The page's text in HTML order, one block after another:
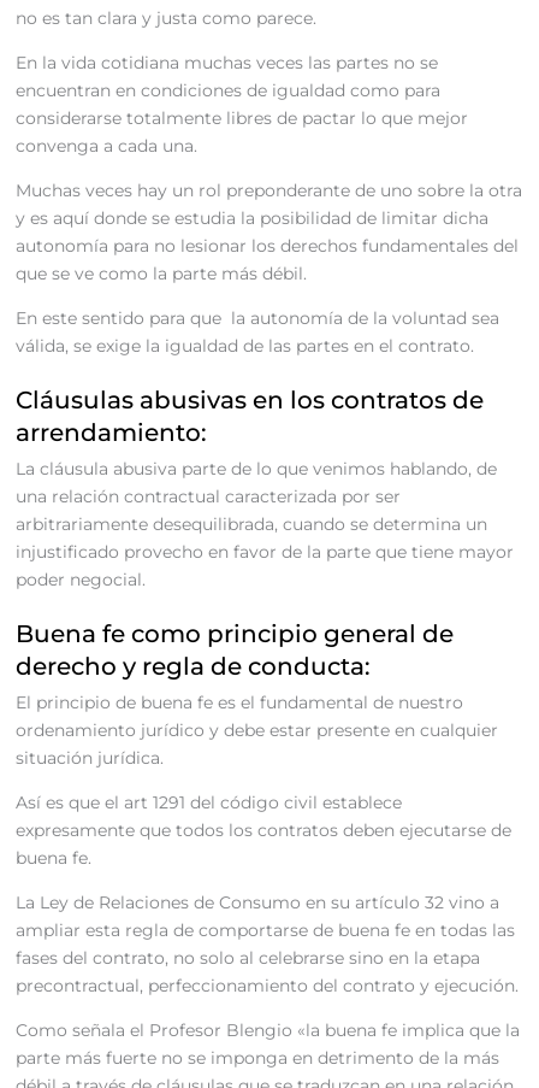
no es tan clara y justa como parece.
En la vida cotidiana muchas veces las partes no se
encuentran en condiciones de igualdad como para
considerarse totalmente libres de pactar lo que mejor
convenga a cada una.
Muchas veces hay un rol preponderante de uno sobre la otra
y es aquí donde se estudia la posibilidad de limitar dicha
autonomía para no lesionar los derechos fundamentales del
que se ve como la parte más débil.
En este sentido para que la autonomía de la voluntad sea
válida, se exige la igualdad de las partes en el contrato.
Cláusulas abusivas en los contratos de
arrendamiento:
La cláusula abusiva parte de lo que venimos hablando, de
una relación contractual caracterizada por ser
arbitrariamente desequilibrada, cuando se determina un
injustificado provecho en favor de la parte que tiene mayor
poder negocial.
Buena fe como principio general de
derecho y regla de conducta:
El principio de buena fe es el fundamental de nuestro
ordenamiento jurídico y debe estar presente en cualquier
situación jurídica.
Así es que el art 1291 del código civil establece
expresamente que todos los contratos deben ejecutarse de
buena fe.
La Ley de Relaciones de Consumo en su artículo 32 vino a
ampliar esta regla de comportarse de buena fe en todas las
fases del contrato, no solo al celebrarse sino en la etapa
precontractual, perfeccionamiento del contrato y ejecución.
Como señala el Profesor Blengio «la buena fe implica que la
parte más fuerte no se imponga en detrimento de la más